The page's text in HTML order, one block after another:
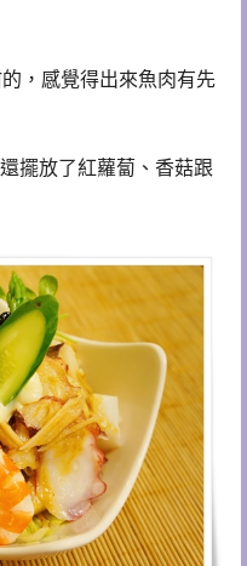
，感覺得出來魚肉有先
擺放了紅蘿蔔、香菇跟